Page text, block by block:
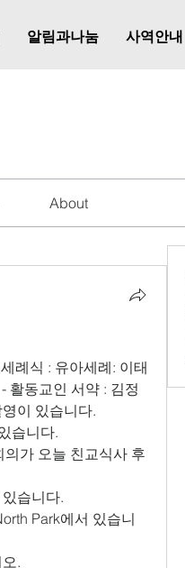
알림과나눔 사역안내
About
례식 : 유아세례: 이태
활동교인 서약 : 김정
이 있습니다.
습니다.
가 오늘 친교식사 후
습니다.
Park에서 있습니
.